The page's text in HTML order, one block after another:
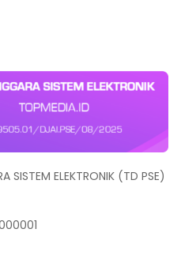
SISTEM ELEKTRONIK (TD PSE)